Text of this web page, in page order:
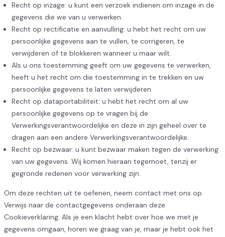
Recht op inzage: u kunt een verzoek indienen om inzage in de
gegevens die we van u verwerken.
Recht op rectificatie en aanvulling: u hebt het recht om uw
persoonlijke gegevens aan te vullen, te corrigeren, te
verwijderen of te blokkeren wanneer u maar wilt.
Als u ons toestemming geeft om uw gegevens te verwerken,
heeft u het recht om die toestemming in te trekken en uw
persoonlijke gegevens te laten verwijderen.
Recht op dataportabiliteit: u hebt het recht om al uw
persoonlijke gegevens op te vragen bij de
Verwerkingsverantwoordelijke en deze in zijn geheel over te
dragen aan een andere Verwerkingsverantwoordelijke.
Recht op bezwaar: u kunt bezwaar maken tegen de verwerking
van uw gegevens. Wij komen hieraan tegemoet, tenzij er
gegronde redenen voor verwerking zijn.
Om deze rechten uit te oefenen, neem contact met ons op.
Verwijs naar de contactgegevens onderaan deze
Cookieverklaring. Als je een klacht hebt over hoe we met je
gegevens omgaan, horen we graag van je, maar je hebt ook het